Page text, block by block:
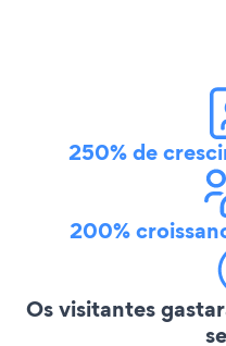
250% de
200%
Os visitantes